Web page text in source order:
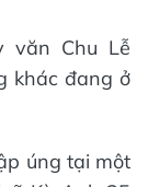
văn Chu Lễ
khác đang ở
úng tại một